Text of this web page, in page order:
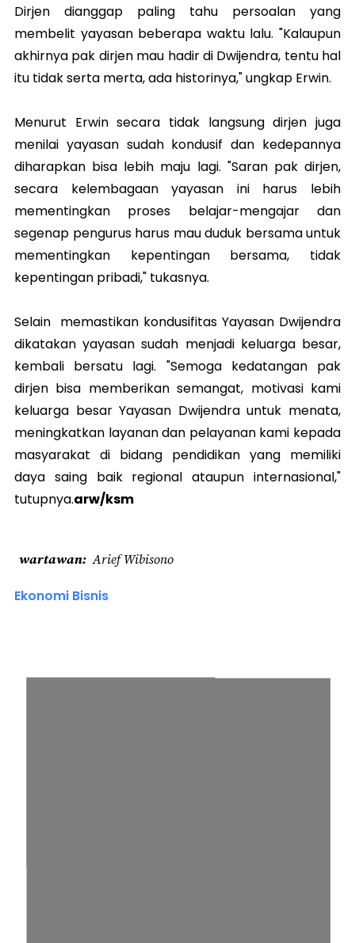
Dirjen dianggap paling tahu persoalan yang
membelit yayasan beberapa waktu lalu. "Kalaupun
akhirnya pak dirjen mau hadir di Dwijendra, tentu hal
itu tidak serta merta, ada historinya," ungkap Erwin.
Menurut Erwin secara tidak langsung dirjen juga
menilai yayasan sudah kondusif dan kedepannya
diharapkan bisa lebih maju lagi. "Saran pak dirjen,
secara kelembagaan yayasan ini harus lebih
mementingkan proses belajar-mengajar dan
segenap pengurus harus mau duduk bersama untuk
mementingkan kepentingan bersama, tidak
kepentingan pribadi," tukasnya.
Selain memastikan kondusifitas Yayasan Dwijendra
dikatakan yayasan sudah menjadi keluarga besar,
kembali bersatu lagi. "Semoga kedatangan pak
dirjen bisa memberikan semangat, motivasi kami
keluarga besar Yayasan Dwijendra untuk menata,
meningkatkan layanan dan pelayanan kami kepada
masyarakat di bidang pendidikan yang memiliki
daya saing baik regional ataupun internasional,"
tutupnya.arw/ksm
wartawan Arief Wibisono
Ekonomi Bisnis